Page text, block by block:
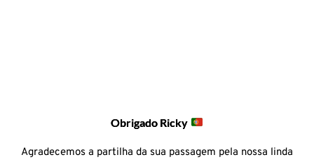
Obrigado Ricky
Agradecemos a partilha da sua passagem pela nossa linda